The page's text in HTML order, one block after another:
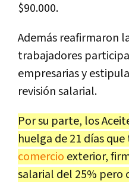
$90.000.
Además reafirmaron
trabajadores
empresarias y
revisión salarial.
Por su parte, los
huelga de 21 días
comercio exterior,
salarial del 25% pero